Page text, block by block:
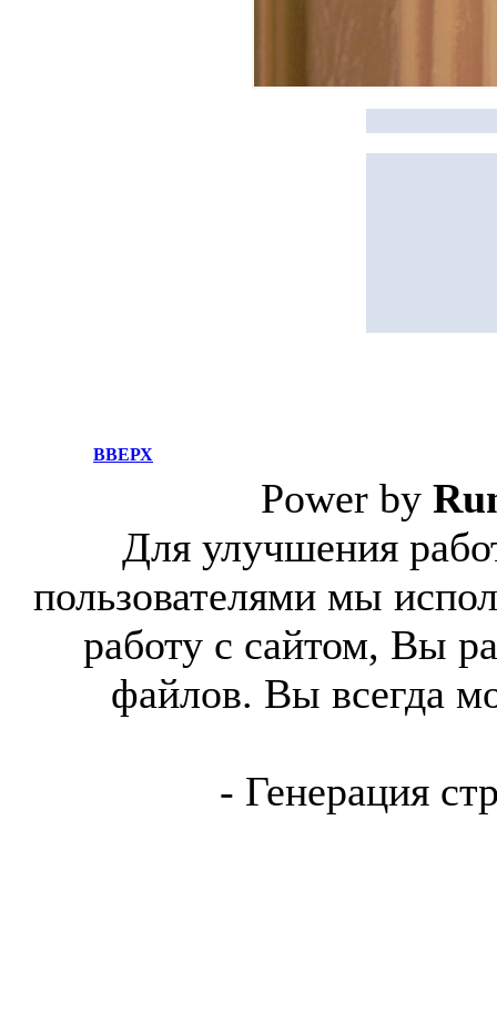
ВВЕРХ
Power by
Для улучшения
пользователями мы
работу с сайтом, Вы
файлов. Вы всегда
- Генерация